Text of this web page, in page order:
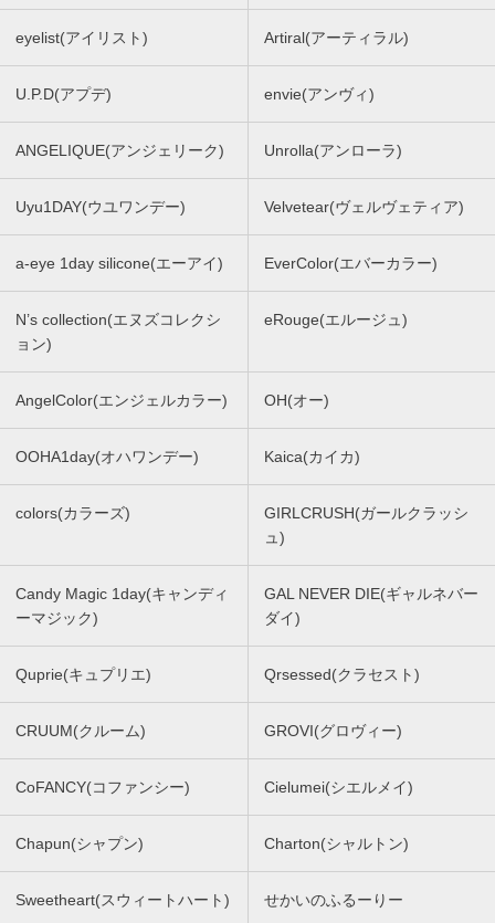
eyelist(アイリスト) Artiral(アーティラル)
U.P.D(アプデ) envie(アンヴィ)
ANGELIQUE(アンジェリーク) Unrolla(アンローラ)
Uyu1DAY(ウユワンデー) Velvetear(ヴェルヴェティア)
a-eye 1day silicone(エーアイ) EverColor(エバーカラー)
N’s collection(エヌズコレクシ
ョン)
eRouge(エルージュ)
AngelColor(エンジェルカラー) OH(オー)
OOHA1day(オハワンデー) Kaica(カイカ)
colors(カラーズ)
GIRLCRUSH(ガールクラッシ
ュ)
Candy Magic 1day(キャンディ
ーマジック)
GAL NEVER DIE(ギャルネバー
ダイ)
Quprie(キュプリエ) Qrsessed(クラセスト)
CRUUM(クルーム) GROVI(グロヴィー)
CoFANCY(コファンシー) Cielumei(シエルメイ)
Chapun(シャプン) Charton(シャルトン)
Sweetheart(スウィートハート) せかいのふるーりー